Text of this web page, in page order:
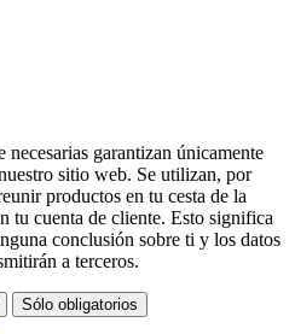
necesarias garantizan únicamente
sitio web. Se utilizan, por
productos en tu cesta de la
tu cuenta de cliente. Esto significa
conclusión sobre ti y los datos
a terceros.
Sólo obligatorios